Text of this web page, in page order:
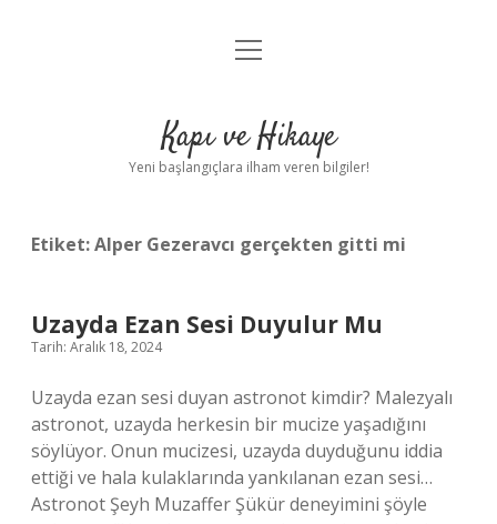
Anasayfa
Yasal Uyarı
menüyü
Kapı ve Hikaye
Yeni başlangıçlara ilham veren bilgiler!
Etiket:Alper Gezeravcı gerçekten gitti mi
Uzayda Ezan Sesi Duyulur Mu
Tarih: Aralık 18, 2024
Uzayda ezan sesi duyan astronot kimdir? Malezyalı
astronot, uzayda herkesin bir mucize yaşadığını
söylüyor. Onun mucizesi, uzayda duyduğunu iddia
ettiği ve hala kulaklarında yankılanan ezan sesi…
Astronot Şeyh Muzaffer Şükür deneyimini şöyle